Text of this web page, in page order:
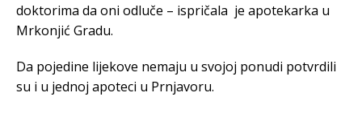
doktorima da oni odluče – ispričala je apotekarka u
Mrkonjić Gradu.
Da pojedine lijekove nemaju u svojoj ponudi potvrdili
su i u jednoj apoteci u Prnjavoru.